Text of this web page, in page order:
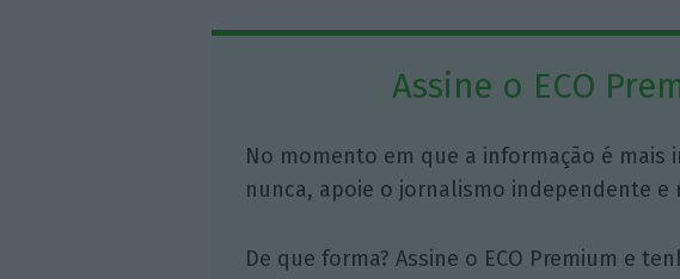
Assine o ECO
No momento em que a informação é mais
nunca, apoie o jornalismo independente e
De que forma? Assine o ECO Premium e